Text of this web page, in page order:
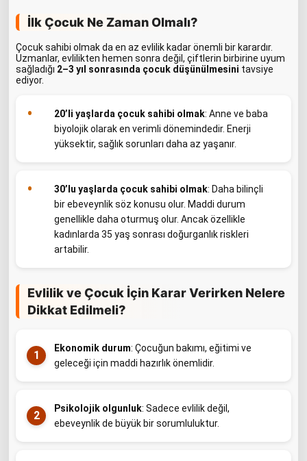
İlk Çocuk Ne Zaman Olmalı?
Çocuk sahibi olmak da en az evlilik kadar önemli bir karardır.
Uzmanlar, evlilikten hemen sonra değil, çiftlerin birbirine uyum
sağladığı 2–3 yıl sonrasında çocuk düşünülmesini tavsiye
ediyor.
20’li yaşlarda çocuk sahibi olmak: Anne ve baba
biyolojik olarak en verimli dönemindedir. Enerji
yüksektir, sağlık sorunları daha az yaşanır.
30’lu yaşlarda çocuk sahibi olmak: Daha bilinçli
bir ebeveynlik söz konusu olur. Maddi durum
genellikle daha oturmuş olur. Ancak özellikle
kadınlarda 35 yaş sonrası doğurganlık riskleri
artabilir.
Evlilik ve Çocuk İçin Karar Verirken Nelere
Dikkat Edilmeli?
Ekonomik durum: Çocuğun bakımı, eğitimi ve
geleceği için maddi hazırlık önemlidir.
Psikolojik olgunluk: Sadece evlilik değil,
ebeveynlik de büyük bir sorumluluktur.